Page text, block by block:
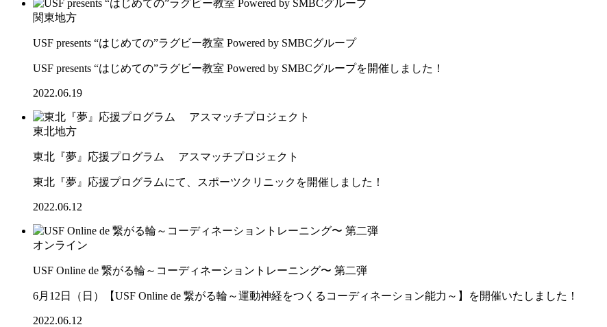
関東地方
USF presents “はじめての”ラグビー教室 Powered by SMBCグループ
USF presents “はじめての”ラグビー教室 Powered by SMBCグループを開催しました！
2022.06.19
東北地方
東北『夢』応援プログラム アスマッチプロジェクト
東北『夢』応援プログラムにて、スポーツクリニックを開催しました！
2022.06.12
オンライン
USF Online de 繋がる輪～コーディネーショントレーニング〜 第二弾
6月12日（日）【USF Online de 繋がる輪～運動神経をつくるコーディネーション能力～】を開催いたしました！
2022.06.12